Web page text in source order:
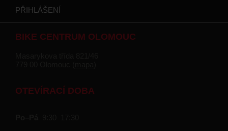
PŘIHLÁŠENÍ
BIKE CENTRUM OLOMOUC
OTEVÍRACÍ DOBA